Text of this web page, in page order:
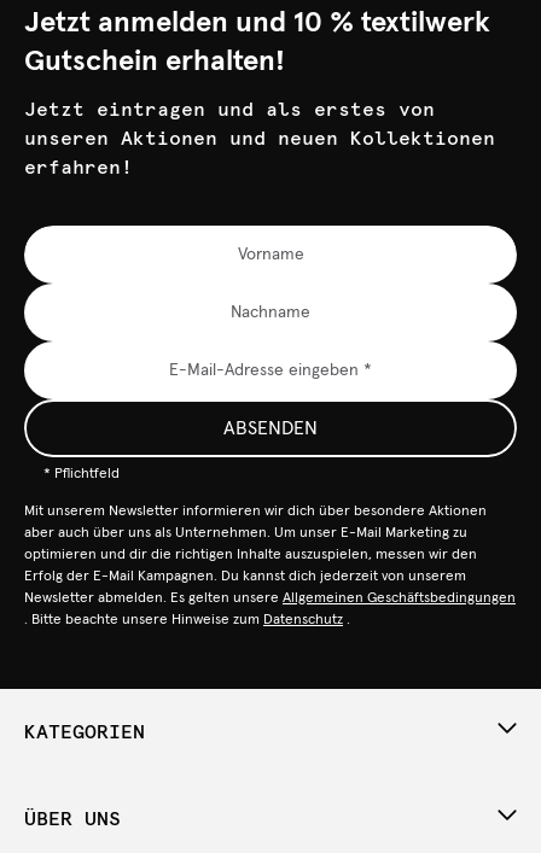
Jetzt anmelden und 10 % textilwerk
Gutschein erhalten!
Jetzt eintragen und als erstes von
unseren Aktionen und neuen Kollektionen
erfahren!
ABSENDEN
* Pflichtfeld
Mit unserem Newsletter informieren wir dich über besondere Aktionen
aber auch über uns als Unternehmen. Um unser E-Mail Marketing zu
optimieren und dir die richtigen Inhalte auszuspielen, messen wir den
Erfolg der E-Mail Kampagnen. Du kannst dich jederzeit von unserem
Newsletter abmelden. Es gelten unsere Allgemeinen Geschäftsbedingungen
. Bitte beachte unsere Hinweise zum Datenschutz .
KATEGORIEN
ÜBER UNS